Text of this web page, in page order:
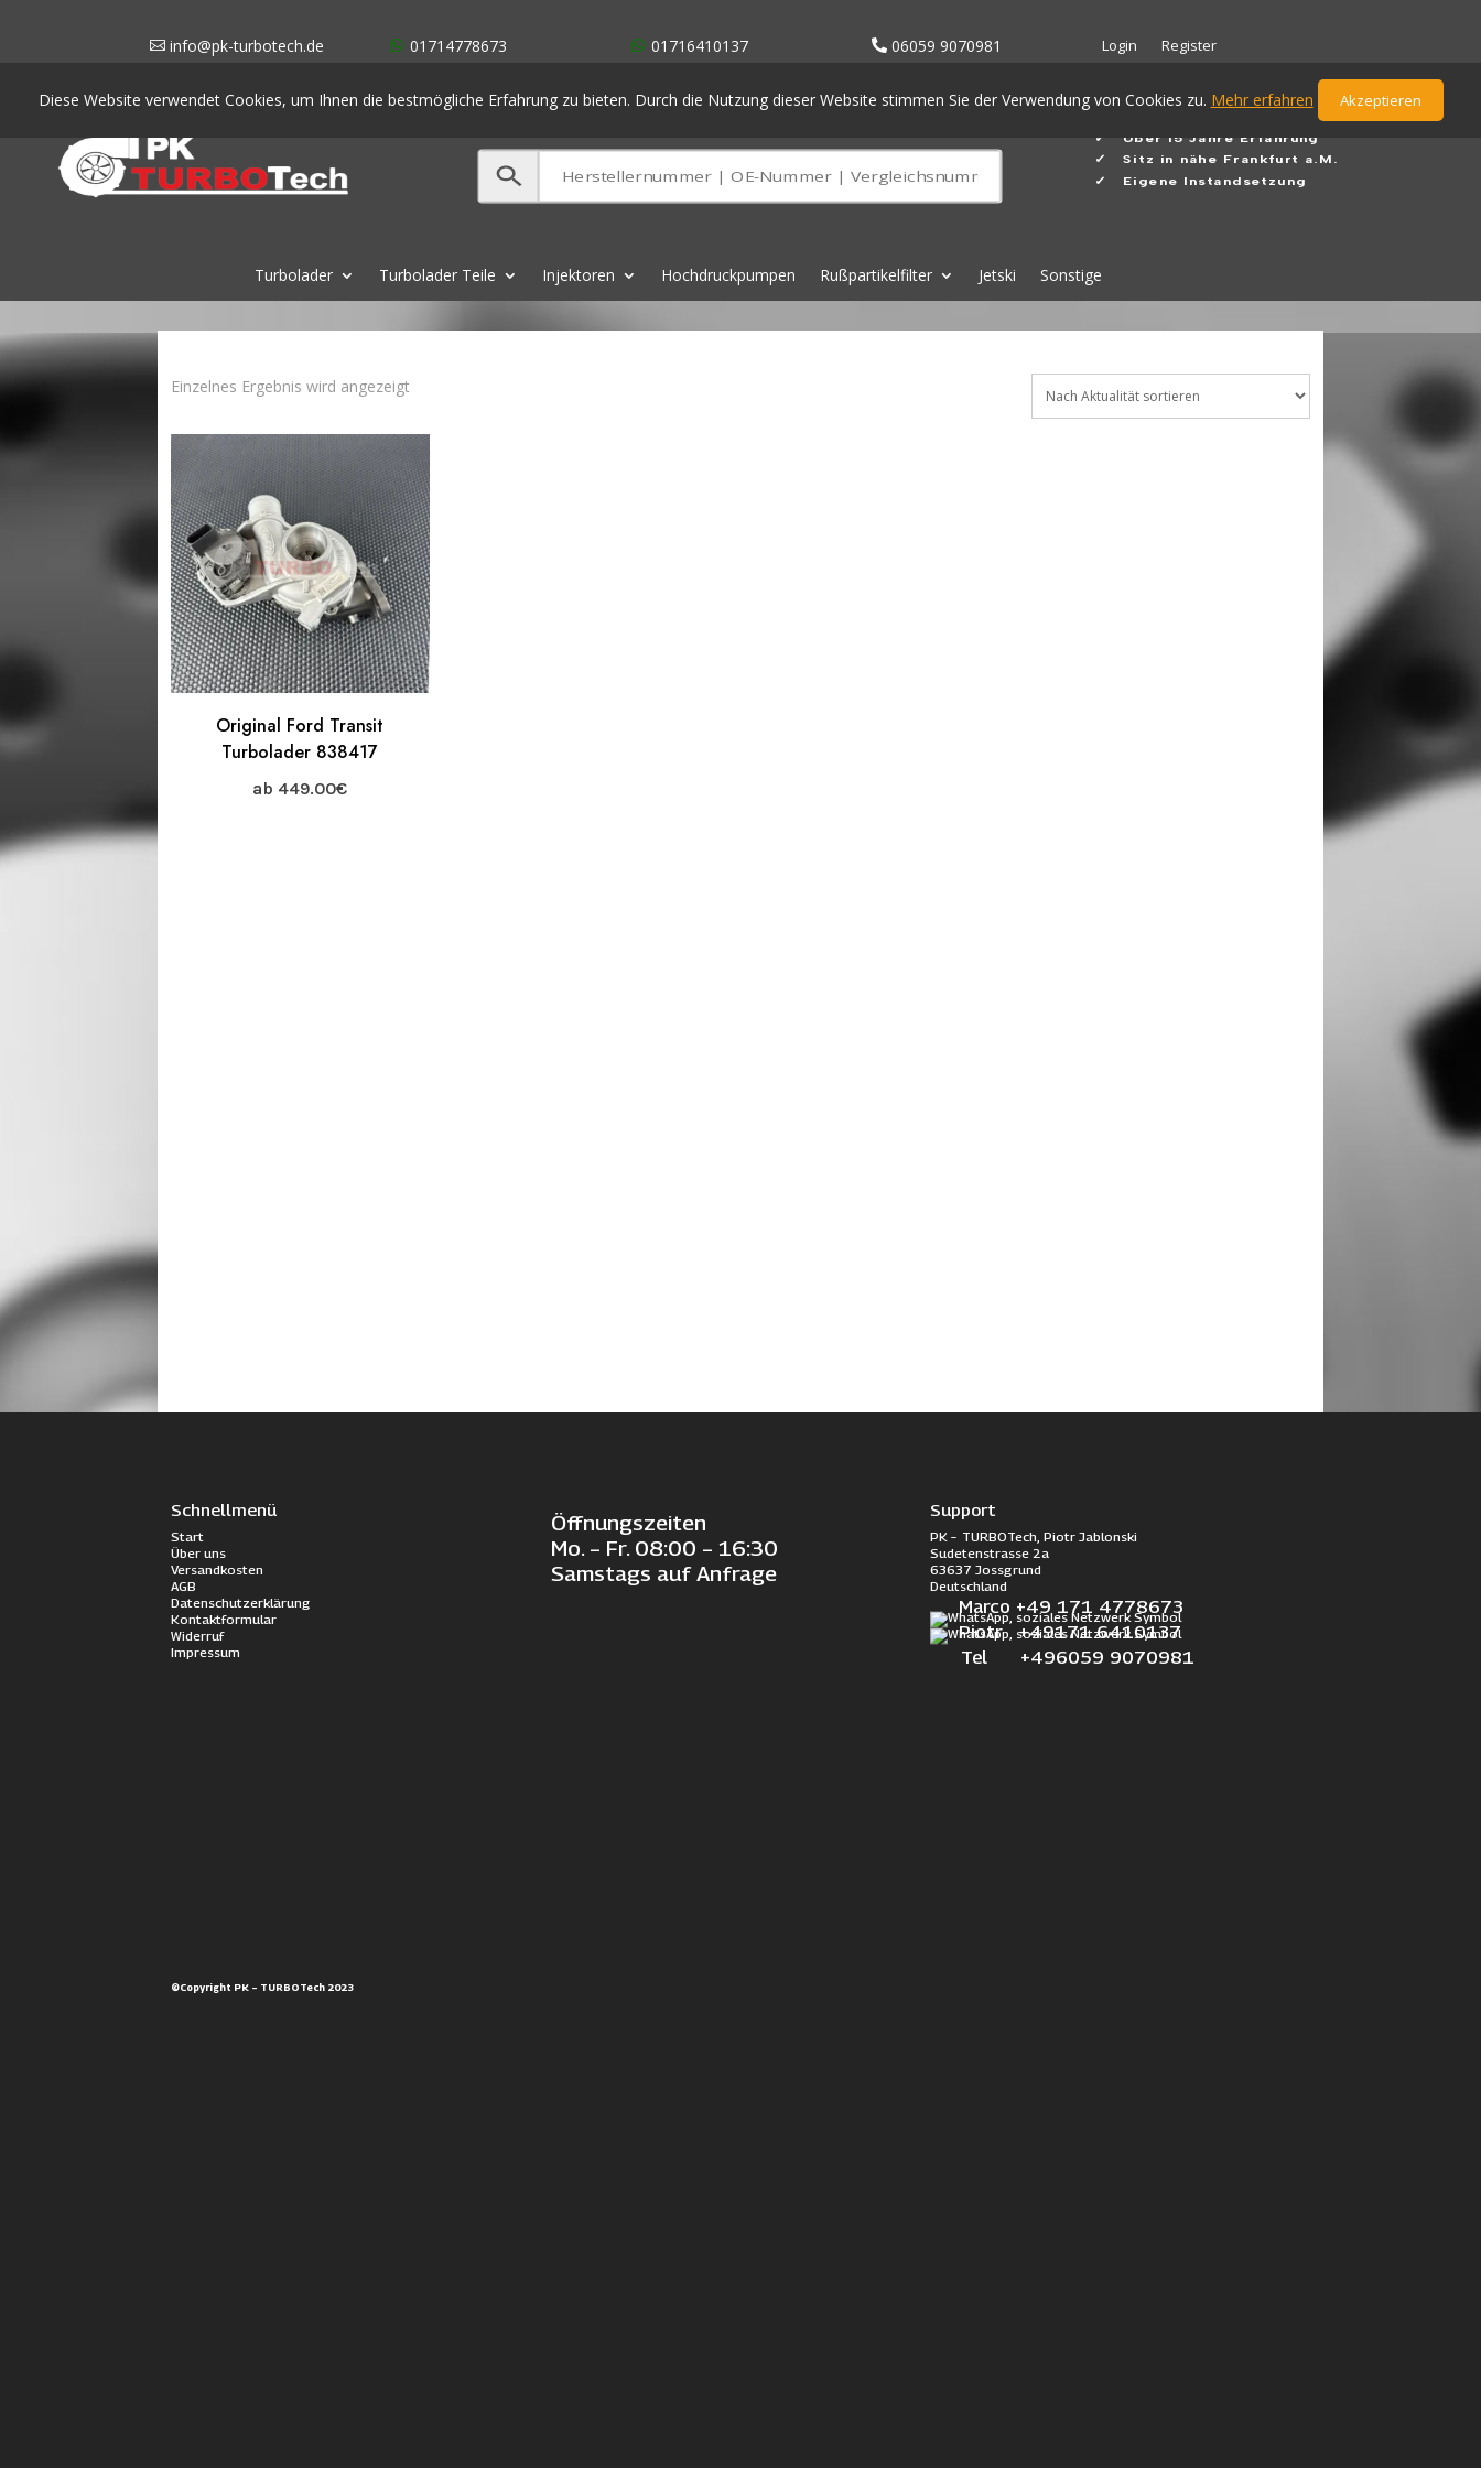
info@pk-turbotech.de
Diese Website verwendet Cookies, um Ihnen die bestmögliche Erfahrung zu bieten. Durch die Nutzung dieser Website stimmen Sie der Verwendung von Cookies zu. Mehr erfahren Akzeptieren
01714778673 01716410137 06059 9070981 Login Register
✓ Über 15 Jahre Erfahrung
✓Sitz in nähe Frankfurt a.M.
✓ Eigene Instandsetzung
Turbolader Turbolader Teile Injektoren Hochdruckpumpen Rußpartikelfilter Jetski Sonstige
Einzelnes Ergebnis wird angezeigt
Original Ford Transit
Turbolader 838417
ab 449.00€
Schnellmenü
Start
Über uns
Versandkosten
AGB
Datenschutzerklärung
Kontaktformular
Widerruf
Impressum
Öffnungszeiten
Mo. – Fr. 08:00 – 16:30
Samstags auf Anfrage
Support
PK – TURBOTech, Piotr Jablonski
Sudetenstrasse 2a
63637 Jossgrund
Deutschland
Marco +49 171 4778673
Piotr +49171 6410137
Tel +496059 9070981
©Copyright PK – TURBOTech 2023